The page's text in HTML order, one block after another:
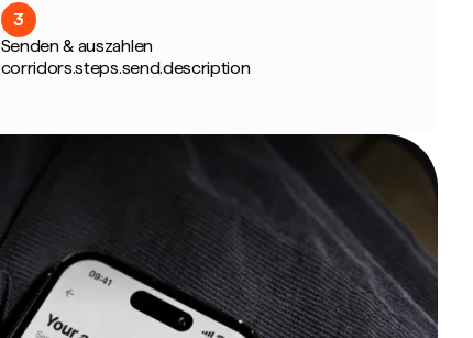
3
Senden & auszahlen
corridors.steps.send.description